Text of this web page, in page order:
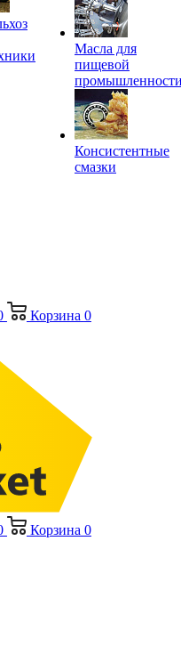
Масла для
пищевой
Консистентные
смазки
Корзина 0
Корзина 0